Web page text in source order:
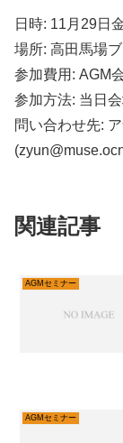
日時: 11月29日
場所: 高田馬場
参加費用: AGM
参加方法: 当日
問い合わせ先:
関連記事
AGMセミナー
AGMセミナー